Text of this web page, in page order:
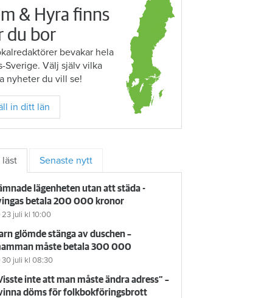
& Hyra finns
du bor
bevakar hela
Sverige. Välj själv vilka
nyheter du vill se!
in ditt län
läst Senaste nytt
lägenheten utan att städa -
betala 200 000 kronor
23 juli kl 10:00
glömde stänga av duschen –
måste betala 300 000
30 juli kl 08:30
inte att man måste ändra adress” –
döms för folkbokföringsbrott